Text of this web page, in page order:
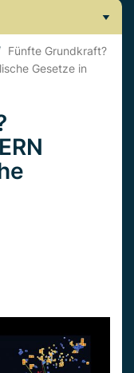
Fünfte Grundkraft?
Gesetze in